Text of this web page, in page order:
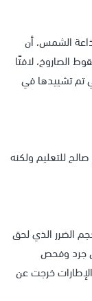
الشمس، أن
عن موقع سقوط الصاروخ، لافتًا
تم تشييدها في
للتعليم ولكنه
الضرر الذي لحق
جرد وفحص
خرجت عن